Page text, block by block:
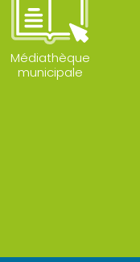
Médiathèque
municipale